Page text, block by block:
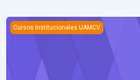
Introducción a UAMCVirtual (Ubicua 5.0)
Cursos Institucionales UAMCV